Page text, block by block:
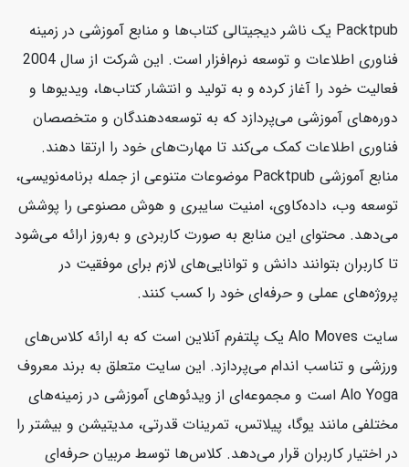
Packtpub یک ناشر دیجیتالی کتاب‌ها و منابع آموزشی در زمینه
فناوری اطلاعات و توسعه نرم‌افزار است. این شرکت از سال 2004
فعالیت خود را آغاز کرده و به تولید و انتشار کتاب‌ها، ویدیوها و
دوره‌های آموزشی می‌پردازد که به توسعه‌دهندگان و متخصصان
فناوری اطلاعات کمک می‌کند تا مهارت‌های خود را ارتقا دهند.
منابع آموزشی Packtpub موضوعات متنوعی از جمله برنامه‌نویسی،
توسعه وب، داده‌کاوی، امنیت سایبری و هوش مصنوعی را پوشش
می‌دهد. محتوای این منابع به صورت کاربردی و به‌روز ارائه می‌شود
تا کاربران بتوانند دانش و توانایی‌های لازم برای موفقیت در
پروژه‌های عملی و حرفه‌ای خود را کسب کنند.
سایت Alo Moves یک پلتفرم آنلاین است که به ارائه کلاس‌های
ورزشی و تناسب اندام می‌پردازد. این سایت متعلق به برند معروف
Alo Yoga است و مجموعه‌ای از ویدئوهای آموزشی در زمینه‌های
مختلفی مانند یوگا، پیلاتس، تمرینات قدرتی، مدیتیشن و بیشتر را
در اختیار کاربران قرار می‌دهد. کلاس‌ها توسط مربیان حرفه‌ای